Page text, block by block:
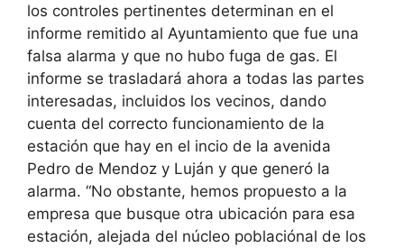
los controles pertinentes determinan en el
informe remitido al Ayuntamiento que fue una
falsa alarma y que no hubo fuga de gas. El
informe se trasladará ahora a todas las partes
interesadas, incluidos los vecinos, dando
cuenta del correcto funcionamiento de la
estación que hay en el incio de la avenida
Pedro de Mendoz y Luján y que generó la
alarma. “No obstante, hemos propuesto a la
empresa que busque otra ubicación para esa
estación, alejada del núcleo poblaciónal de los